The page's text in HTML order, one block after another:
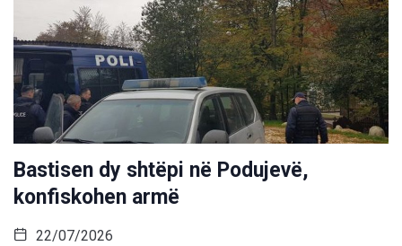
Bastisen dy shtëpi në Podujevë,
konfiskohen armë
22/07/2026